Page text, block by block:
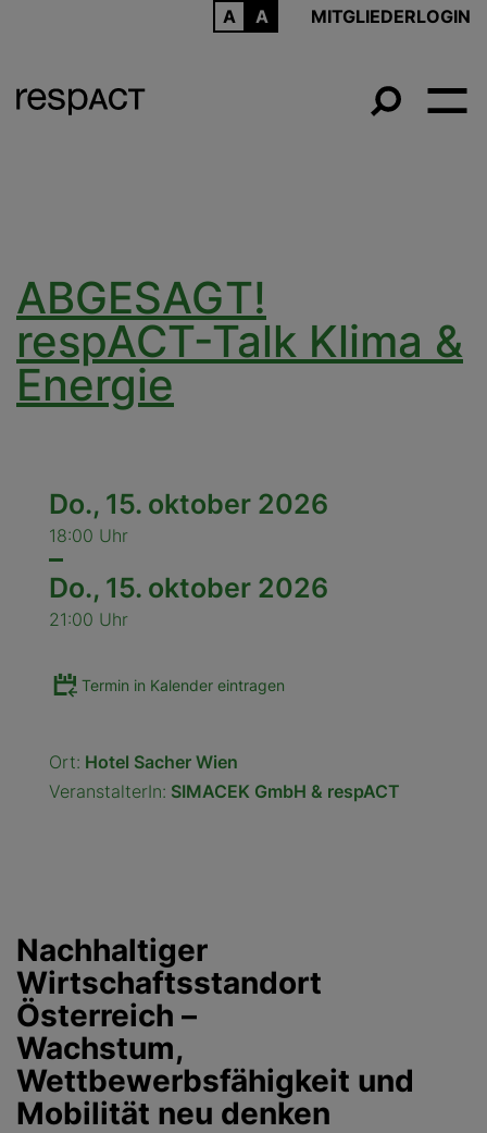
MITGLIEDERLOGIN
ABGESAGT!
respACT-Talk Klima &
Energie
Do., 15. oktober 2026
18:00 Uhr
Do., 15. oktober 2026
21:00 Uhr
Termin in Kalender eintragen
Ort: Hotel Sacher Wien
VeranstalterIn: SIMACEK GmbH & respACT
Nachhaltiger
Wirtschaftsstandort
Österreich –
Wachstum,
Wettbewerbsfähigkeit und
Mobilität neu denken